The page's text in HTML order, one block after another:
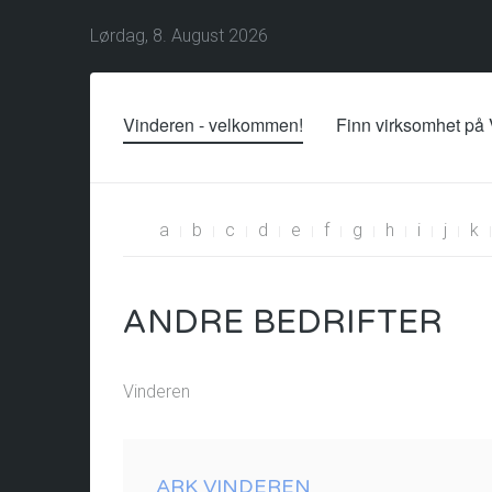
Lørdag, 8. August 2026
Vinderen - velkommen! Finn virksomhet på
a b c d e f g h i j k
ANDRE BEDRIFTER
Vinderen
ARK VINDEREN